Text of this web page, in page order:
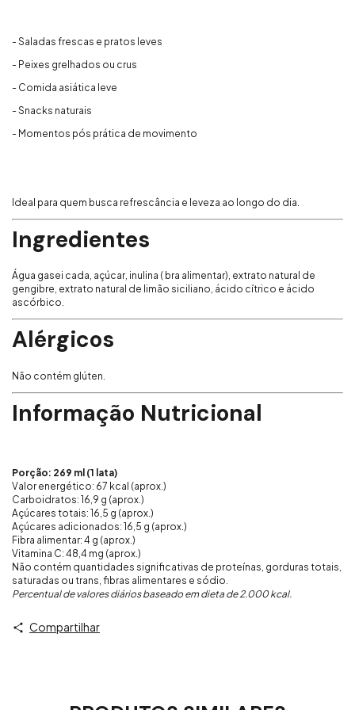
- Saladas frescas e pratos leves
- Peixes grelhados ou crus
- Comida asiática leve
- Snacks naturais
- Momentos pós prática de movimento
Ideal para quem busca refrescância e leveza ao longo do dia.
Ingredientes
Água gasei cada, açúcar, inulina ( bra alimentar), extrato natural de
gengibre, extrato natural de limão siciliano, ácido cítrico e ácido
ascórbico.
Alérgicos
Não contém glúten.
Informação Nutricional
Porção: 269 ml (1 lata)
Valor energético: 67 kcal (aprox.)
Carboidratos: 16,9 g (aprox.)
Açúcares totais: 16,5 g (aprox.)
Açúcares adicionados: 16,5 g (aprox.)
Fibra alimentar: 4 g (aprox.)
Vitamina C: 48,4 mg (aprox.)
Não contém quantidades significativas de proteínas, gorduras totais,
saturadas ou trans, fibras alimentares e sódio.
Percentual de valores diários baseado em dieta de 2.000 kcal.
Compartilhar